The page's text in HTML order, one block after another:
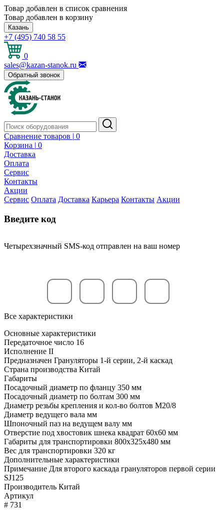
Товар добавлен в список сравнения
Товар добавлен в корзину
Казань
+7 (495) 740 58 55
0
sales@kazan-stanok.ru
Обратный звонок
Сравнение товаров | 0
Корзина | 0
Доставка
Оплата
Сервис
Контакты
Акции
Сервис Оплата Доставка Карьера Контакты Акции
Введите код
Четырехзначный SMS-код отправлен на ваш номер
Все характеристики
Основные характеристики
Передаточное число 16
Исполнение II
Предназначен Грануляторы 1-й серии, 2-й каскад
Страна производства Китай
Габариты
Посадочный диаметр по фланцу 350 мм
Посадочный диаметр по болтам 300 мм
Диаметр резьбы крепления и кол-во болтов M20/8
Диаметр ведущего вала мм
Шпоночный паз на ведущем валу мм
Отверстие под хвостовик шнека квадрат 60х60 мм
Габариты для транспортировки 800x325x480 мм
Вес для транспортировки 320 кг
Дополнительные характеристики
Примечание Для второго каскада грануляторов первой серии
SJ125
Производитель Китай
Артикул
# 731